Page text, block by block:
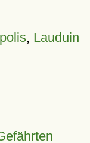
, Lauduin